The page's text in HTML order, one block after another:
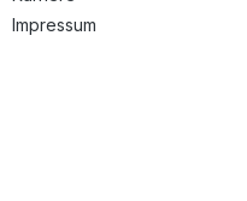
Impressum